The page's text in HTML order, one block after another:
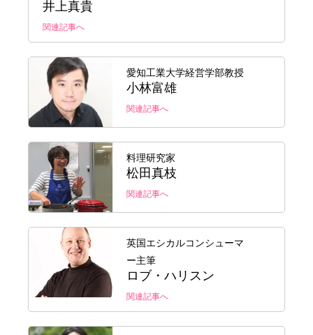
井上真貴
関連記事へ
愛知工業大学経営学部教授
小林富雄
関連記事へ
料理研究家
松田真枝
関連記事へ
英国エシカルコンシューマ
ー主筆
ロブ・ハリスン
関連記事へ